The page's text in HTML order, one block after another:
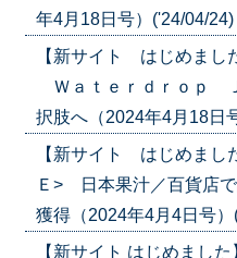
年4月18日号）('24/04/24)
【新サイト はじめま
Ｗａｔｅｒｄｒｏｐ
択肢へ（2024年4月18日
【新サイト はじめまし
Ｅ> 日本果汁／百貨店
獲得（2024年4月4日号
【新サイト はじめまし